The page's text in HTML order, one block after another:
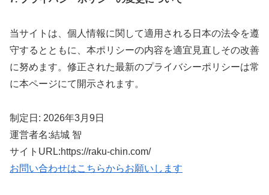
当サイトは、個人情報に関して適用される日本の法令を遵
守するとともに、本ポリシーの内容を適宜見直しその改善
に努めます。修正された最新のプライバシーポリシーは常
に本ページにて開示されます。
制定日: 2026年3月9日
運営者名:結城 智
サイトURL:https://raku-chin.com/
お問い合わせはこちらからお願いします